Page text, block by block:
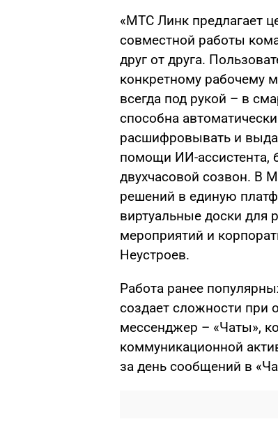
«МТС Линк предлагает
совместной работы
друг от друга.
конкретному рабочему
всегда под рукой – в
способна
расшифровывать и
помощи ИИ-ассистента,
двухчасовой созвон. В
решений в единую
виртуальные доски для
мероприятий и
Неустроев.
Работа ранее
создает сложности
мессенджер – «Чаты»,
коммуникационной
за день сообщений в